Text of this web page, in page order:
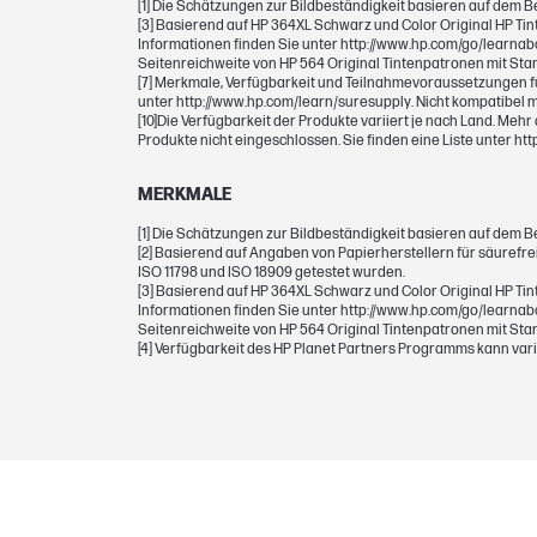
Seitenreichweite (Gelb)
GEWICHTE
Gewicht
Paketgewicht
ABMESSUNGEN
[1] Die Schätzungen zur Bildbeständigkeit basieren auf dem
[3] Basierend auf HP 364XL Schwarz und Color Original HP
Informationen finden Sie unter http://www.hp.com/go/
Seitenreichweite von HP 564 Original Tintenpatronen mit
[7] Merkmale, Verfügbarkeit und
unter http://www.hp.com/learn/suresupply. Nicht kompatibel
[10]Die Verfügbarkeit der Produkte variiert je nach Land.
Produkte nicht eingeschlossen. Sie finden eine Liste unter
MERKMALE
[1] Die Schätzungen zur Bildbeständigkeit basieren auf dem
[2] Basierend auf Angaben von Papierherstellern für
ISO 11798 und ISO 18909 getestet wurden.
[3] Basierend auf HP 364XL Schwarz und Color Original HP
Informationen finden Sie unter http://www.hp.com/go/
Seitenreichweite von HP 564 Original Tintenpatronen mit
[4] Verfügbarkeit des HP Planet Partners Programms kann